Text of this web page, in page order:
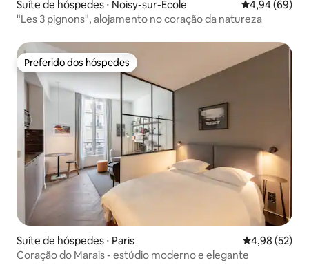
Suíte de hóspedes ⋅ Noisy-sur-École 4,94 de uma
4,94 (69)
"Les 3 pignons", alojamento no coração da natureza
Preferido dos hóspedes
Preferido dos hóspedes
Suíte de hóspedes ⋅ Paris 4,98 de uma
4,98 (52)
Coração do Marais - estúdio moderno e elegante